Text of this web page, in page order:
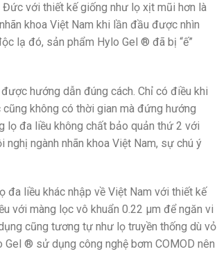
với thiết kế giống như lọ xịt mũi hơn là
khoa Việt Nam khi lần đầu được nhìn
lạ đó, sản phẩm Hylo Gel ® đã bị “ế”
hướng dẫn đúng cách. Chỉ có điều khi
cũng không có thời gian mà đứng hướng
lọ đa liều không chất bảo quản thứ 2 với
ngành nhãn khoa Việt Nam, sự chú ý
liều khác nhập về Việt Nam với thiết kế
với màng lọc vô khuẩn 0.22 µm để ngăn vi
cũng tương tự như lọ truyền thống dù vỏ
Gel ® sử dụng công nghệ bơm COMOD nên